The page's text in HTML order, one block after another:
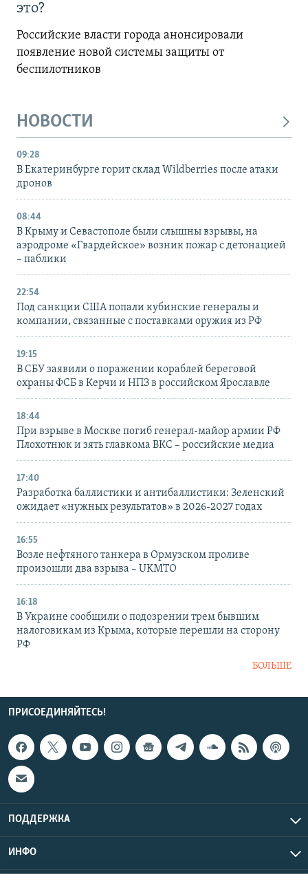
это?
Российские власти города анонсировали
появление новой системы защиты от
беспилотников
НОВОСТИ
09:28
В Екатеринбурге горит склад Wildberries после атаки
дронов
08:44
В Крыму и Севастополе были слышны взрывы, на
аэродроме «Гвардейское» возник пожар с детонацией
– паблики
22:54
Под санкции США попали кубинские генералы и
компании, связанные с поставками оружия из РФ
19:15
В СБУ заявили о поражении кораблей береговой
охраны ФСБ в Керчи и НПЗ в российском Ярославле
18:44
При взрыве в Москве погиб генерал-майор армии РФ
Плохотнюк и зять главкома ВКС – российские медиа
17:40
Разработка баллистики и антибаллистики: Зеленский
ожидает «нужных результатов» в 2026-2027 годах
16:55
Возле нефтяного танкера в Ормузском проливе
произошли два взрыва – UKMTO
16:18
В Украине сообщили о подозрении трем бывшим
налоговикам из Крыма, которые перешли на сторону
РФ
БОЛЬШЕ
ПРИСОЕДИНЯЙТЕСЬ!
ПОДДЕРЖКА
ИНФО